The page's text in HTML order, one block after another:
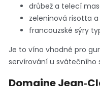
drůbež a telecí
zeleninová risotta
francouzské sýry
Je to víno vhodné pro
servírování u svátečního
Domaine